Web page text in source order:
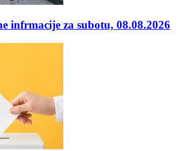
infrmacije za subotu, 08.08.2026